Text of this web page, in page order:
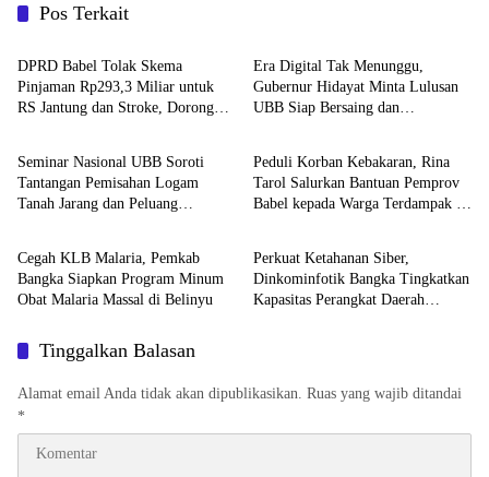
Pos Terkait
Advetorial
DPRD Babel Tolak Skema
Pinjaman Rp293,3 Miliar untuk
RS Jantung dan Stroke, Dorong
Era Digital Tak Menunggu,
Gubernur Hidayat Minta Lulusan
UBB Siap Bersaing dan
Advetorial
Seminar Nasional UBB Soroti
Tantangan Pemisahan Logam
Tanah Jarang dan Peluang
Advetorial
Peduli Korban Kebakaran, Rina
Tarol Salurkan Bantuan Pemprov
Babel kepada Warga Terdampak di
Advetorial
Cegah KLB Malaria, Pemkab
Bangka Siapkan Program Minum
Obat Malaria Massal di Belinyu
Advetorial
Perkuat Ketahanan Siber,
Dinkominfotik Bangka Tingkatkan
Kapasitas Perangkat Daerah
Tinggalkan Balasan
Alamat email Anda tidak akan dipublikasikan. Ruas yang wajib ditandai
*